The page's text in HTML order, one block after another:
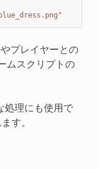
プレイヤーとの
ムスクリプトの
処理にも使用で
す。